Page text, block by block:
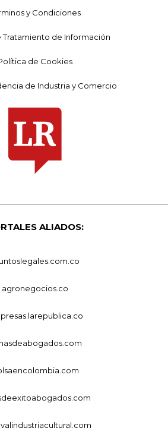
y Condiciones
Tratamiento de Información
de Cookies
de Industria y Comercio
ALIADOS:
agronegocios.co